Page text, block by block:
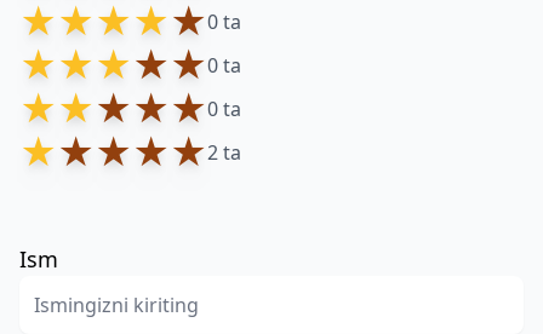
★★★★★0 ta
★★★★★0 ta
★★★★★0 ta
★★★★★2 ta
Ism